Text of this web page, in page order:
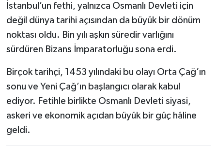
İstanbul’un fethi, yalnızca Osmanlı Devleti için
değil dünya tarihi açısından da büyük bir dönüm
noktası oldu. Bin yılı aşkın süredir varlığını
sürdüren Bizans İmparatorluğu sona erdi.
Birçok tarihçi, 1453 yılındaki bu olayı Orta Çağ’ın
sonu ve Yeni Çağ’ın başlangıcı olarak kabul
ediyor. Fetihle birlikte Osmanlı Devleti siyasi,
askeri ve ekonomik açıdan büyük bir güç hâline
geldi.